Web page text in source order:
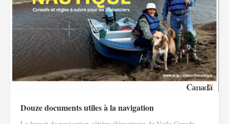
Douze documents utiles à la navigation